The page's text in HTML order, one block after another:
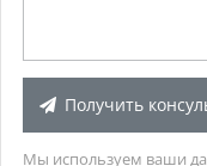
Получить
Мы используем ваши